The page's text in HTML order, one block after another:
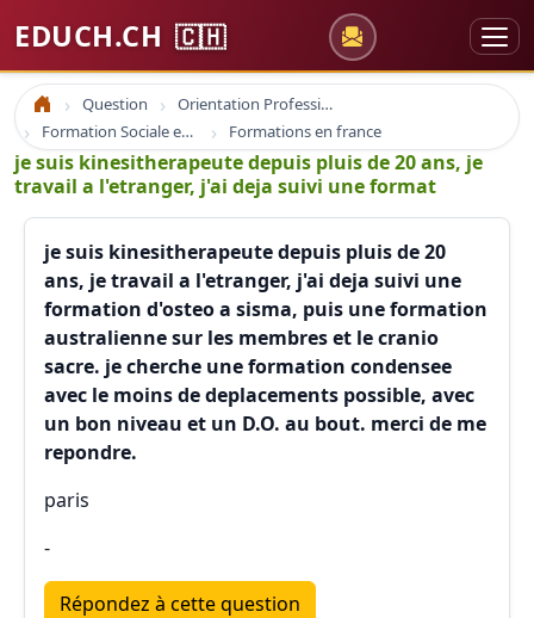
EDUCH.CH 🇨🇭
Accueil Question
Orientation Professionnelle
Formation Sociale en France
Formations en france
je suis kinesitherapeute depuis pluis de 20 ans, je
travail a l'etranger, j'ai deja suivi une format
je suis kinesitherapeute depuis pluis de 20
ans, je travail a l'etranger, j'ai deja suivi une
formation d'osteo a sisma, puis une formation
australienne sur les membres et le cranio
sacre. je cherche une formation condensee
avec le moins de deplacements possible, avec
un bon niveau et un D.O. au bout. merci de me
repondre.
paris
-
Répondez à cette question